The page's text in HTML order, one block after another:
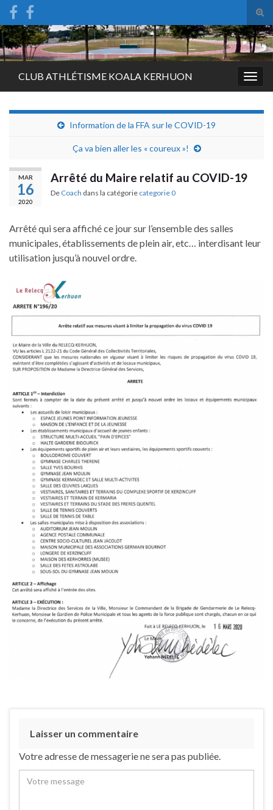
Search for:
CLUB ATHLÉTISME KOALA KERHUON
Information de la FFA sur le COVID-19
Ça va bien aller les « coureux »!
MAR
16
2020
Arrêté du Maire relatif au COVID-19
De Coach dans la catégorie categorie 0
Arrêté qui sera affiché ce jour sur l’ensemble des salles
municipales, établissements de plein air, etc… interdisant leur
utilisation jusqu’à nouvel ordre.
Laisser un commentaire
Votre adresse de messagerie ne sera pas publiée.